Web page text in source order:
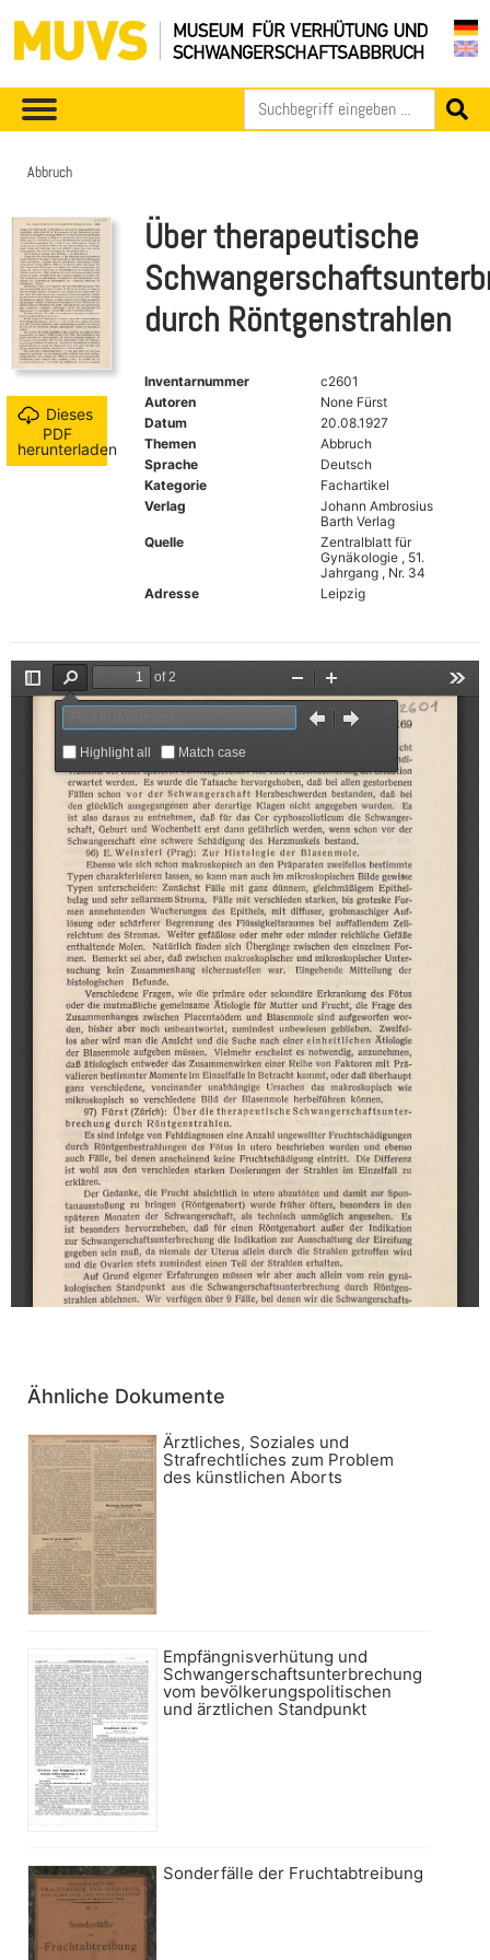
Abbruch
Dieses
PDF
herunterladen
Über therapeutische
durch Röntgenstrahlen
Inventarnummer
c2601
Autoren
None Fürst
Datum
20.08.1927
Themen
Abbruch
Sprache
Deutsch
Kategorie
Fachartikel
Verlag
Johann Ambrosius
Barth Verlag
Quelle
Zentralblatt für
Gynäkologie , 51.
Jahrgang , Nr. 34
Adresse
Leipzig
Ähnliche Dokumente
Ärztliches, Soziales und
Strafrechtliches zum Problem
des künstlichen Aborts
Empfängnisverhütung und
Schwangerschaftsunterbrechung
vom bevölkerungspolitischen
und ärztlichen Standpunkt
Sonderfälle der Fruchtabtreibung